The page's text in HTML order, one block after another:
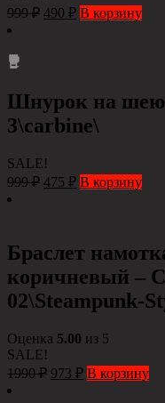
999₽ 490 ₽ В корзину
Шнурок на шею
3\carbine\
SALE!
999₽ 475 ₽ В корзину
Браслет
коричневый –
02\Steampunk-
Оценка 5.00 из 5
SALE!
1990₽ 973 ₽ В корзину